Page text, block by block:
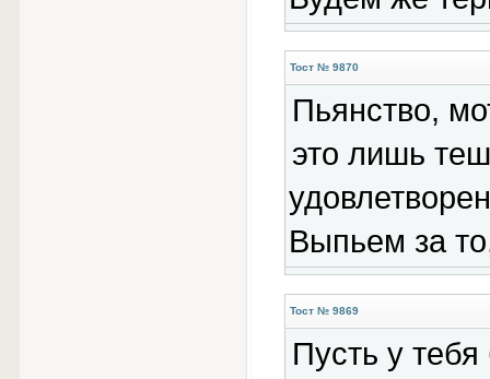
Тост № 9870
Пьянство,
это лишь
Выпьем за
Тост № 9869
Пусть у